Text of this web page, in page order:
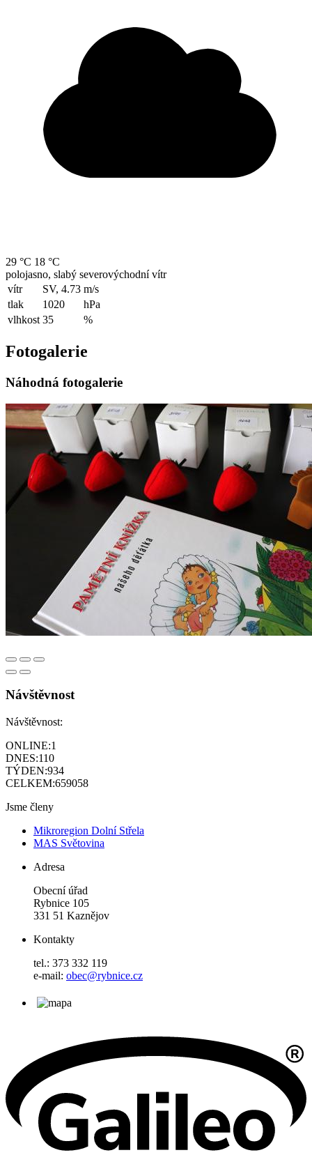
29 °C 18 °C
polojasno, slabý severovýchodní vítr
vítr
SV, 4.73 m/s
tlak
1020
hPa
vlhkost 35 %
Fotogalerie
Náhodná fotogalerie
Návštěvnost
Návštěvnost:
ONLINE:1
DNES:110
TÝDEN:934
CELKEM:659058
Jsme členy
Mikroregion Dolní Střela
MAS Světovina
Adresa
Obecní úřad
Rybnice 105
331 51 Kaznějov
Kontakty
tel.: 373 332 119
e-mail: obec@rybnice.cz